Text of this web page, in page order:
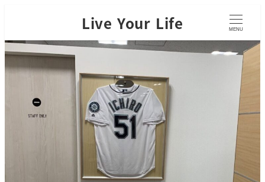
Live Your Life MENU